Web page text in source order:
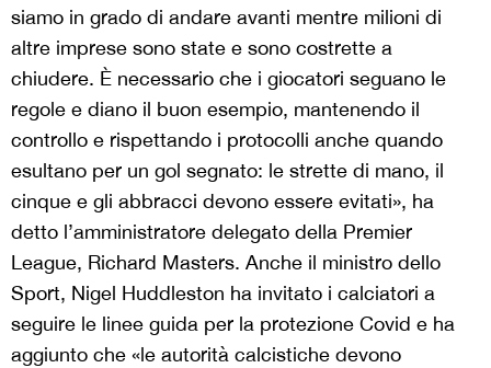
siamo in grado di andare avanti mentre milioni di
altre imprese sono state e sono costrette a
chiudere. È necessario che i giocatori seguano le
regole e diano il buon esempio, mantenendo il
controllo e rispettando i protocolli anche quando
esultano per un gol segnato: le strette di mano, il
cinque e gli abbracci devono essere evitati», ha
detto l’amministratore delegato della Premier
League, Richard Masters. Anche il ministro dello
Sport, Nigel Huddleston ha invitato i calciatori a
seguire le linee guida per la protezione Covid e ha
aggiunto che «le autorità calcistiche devono